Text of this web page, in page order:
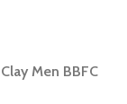
Men BBFC